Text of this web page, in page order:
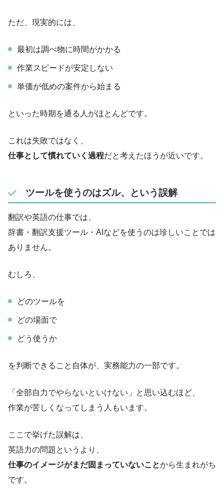
ただ、現実的には、
最初は調べ物に時間がかかる
作業スピードが安定しない
単価が低めの案件から始まる
といった時期を通る人がほとんどです。
これは失敗ではなく、
仕事として慣れていく過程だと考えたほうが近いです。
ツールを使うのはズル、という誤解
翻訳や英語の仕事では、
辞書・翻訳支援ツール・AIなどを使うのは珍しいことでは
ありません。
むしろ、
どのツールを
どの場面で
どう使うか
を判断できること自体が、実務能力の一部です。
「全部自力でやらないといけない」と思い込むほど、
作業が苦しくなってしまう人もいます。
ここで挙げた誤解は、
英語力の問題というより、
仕事のイメージがまだ固まっていないことから生まれがち
です。